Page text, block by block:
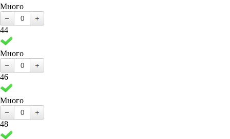
Много
44
Много
46
Много
48